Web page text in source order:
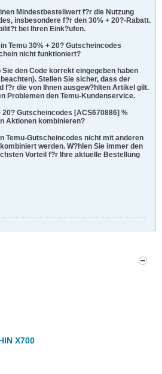
Mindestbestellwert f?r die Nutzung
insbesondere f?r den 30% + 20?-Rabatt.
bei Ihren Eink?ufen.
Temu 30% + 20? Gutscheincodes
nicht funktioniert?
den Code korrekt eingegeben haben
Stellen Sie sicher, dass der
f?r die von Ihnen ausgew?hlten Artikel gilt.
Problemen den Temu-Kundenservice.
20? Gutscheincodes [ACS670886] %
Aktionen kombinieren?
Temu-Gutscheincodes nicht mit anderen
werden. W?hlen Sie immer den
Vorteil f?r Ihre aktuelle Bestellung
X700